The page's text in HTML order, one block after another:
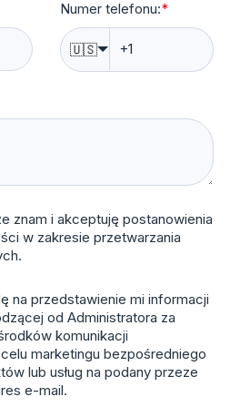
Numer telefonu:*
🇺🇸
znam i akceptuję postanowienia
w zakresie przetwarzania
na przedstawienie mi informacji
od Administratora za
komunikacji
marketingu bezpośredniego
lub usług na podany przeze
e-mail.